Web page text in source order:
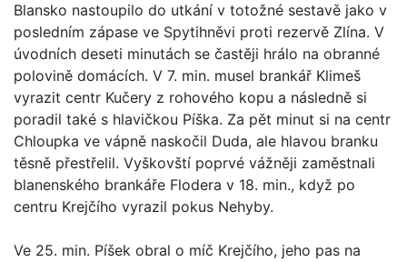
Blansko nastoupilo do utkání v totožné sestavě jako v
posledním zápase ve Spytihněvi proti rezervě Zlína. V
úvodních deseti minutách se častěji hrálo na obranné
polovině domácích. V 7. min. musel brankář Klimeš
vyrazit centr Kučery z rohového kopu a následně si
poradil také s hlavičkou Píška. Za pět minut si na centr
Chloupka ve vápně naskočil Duda, ale hlavou branku
těsně přestřelil. Vyškovští poprvé vážněji zaměstnali
blanenského brankáře Flodera v 18. min., když po
centru Krejčího vyrazil pokus Nehyby.
Ve 25. min. Píšek obral o míč Krejčího, jeho pas na